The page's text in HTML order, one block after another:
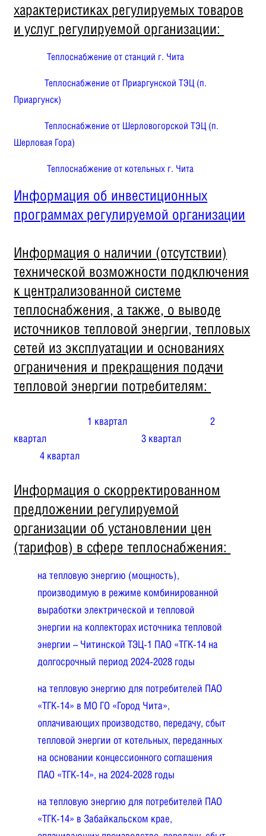
характеристиках регулируемых товаров
и услуг регулируемой организации:
Теплоснабжение от станций г. Чита
Теплоснабжение от Приаргунской ТЭЦ (п.
Приаргунск)
Теплоснабжение от Шерловогорской ТЭЦ (п.
Шерловая Гора)
Теплоснабжение от котельных г. Чита
Информация об инвестиционных
программах регулируемой организации
Информация о наличии (отсутствии)
технической возможности подключения
к централизованной системе
теплоснабжения, а также, о выводе
источников тепловой энергии, тепловых
сетей из эксплуатации и основаниях
ограничения и прекращения подачи
тепловой энергии потребителям:
1 квартал
2
квартал
3 квартал
4 квартал
Информация о скорректированном
предложении регулируемой
организации об установлении цен
(тарифов) в сфере теплоснабжения:
на тепловую энергию (мощность),
производимую в режиме комбинированной
выработки электрической и тепловой
энергии на коллекторах источника тепловой
энергии – Читинской ТЭЦ-1 ПАО «ТГК-14 на
долгосрочный период 2024-2028 годы
на тепловую энергию для потребителей ПАО
«ТГК-14» в МО ГО «Город Чита»,
оплачивающих производство, передачу, сбыт
тепловой энергии от котельных, переданных
на основании концессионного соглашения
ПАО «ТГК-14», на 2024-2028 годы
на тепловую энергию для потребителей ПАО
«ТГК-14» в Забайкальском крае,